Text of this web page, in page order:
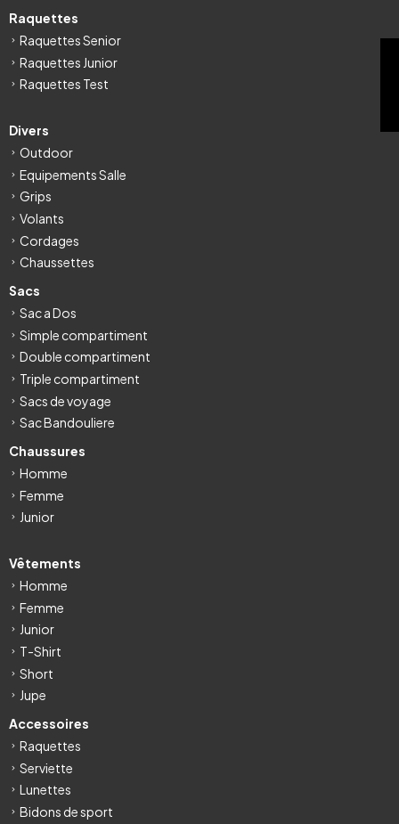
Raquettes
Raquettes Senior
Raquettes Junior
Raquettes Test
Divers
Outdoor
Equipements Salle
Grips
Volants
Cordages
Chaussettes
Sacs
Sac a Dos
Simple compartiment
Double compartiment
Triple compartiment
Sacs de voyage
Sac Bandouliere
Chaussures
Homme
Femme
Junior
Vêtements
Homme
Femme
Junior
T-Shirt
Short
Jupe
Accessoires
Raquettes
Serviette
Lunettes
Bidons de sport